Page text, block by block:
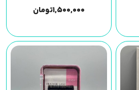
۱,۵۰۰,۰۰۰تومان